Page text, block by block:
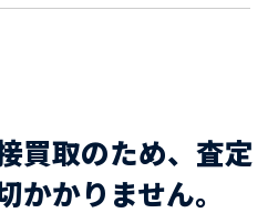
買取のため、査定
かかりません。